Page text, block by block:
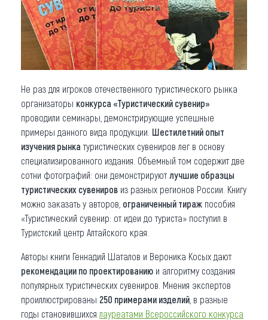
Другие рубрики
Не раз для игроков отечественного туристического рынка
организаторы конкурса «Туристический сувенир»
проводили семинары, демонстрирующие успешные
примеры данного вида продукции. Шестилетний опыт
изучения рынка туристических сувениров лег в основу
специализированного издания. Объемный том содержит две
сотни фотографий: они демонстрируют лучшие образцы
туристических сувениров из разных регионов России. Книгу
можно заказать у авторов, ограниченный тираж пособия
«Туристический сувенир: от идеи до туриста» поступил в
Туристский центр Алтайского края.
Авторы книги Геннадий Шаталов и Вероника Косых дают
рекомендации по проектированию и алгоритму создания
популярных туристических сувениров. Мнения экспертов
проиллюстрированы 250 примерами изделий , в разные
годы становившихся лауреатами Всероссийского конкурса